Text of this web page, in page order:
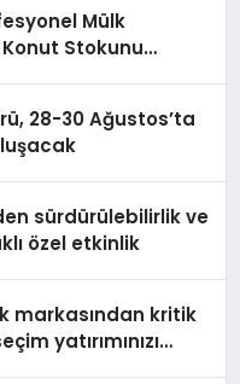
Mülk
Stokunu
28-30 Ağustos’ta
sürdürülebilirlik ve
özel etkinlik
markasından kritik
yatırımınızı